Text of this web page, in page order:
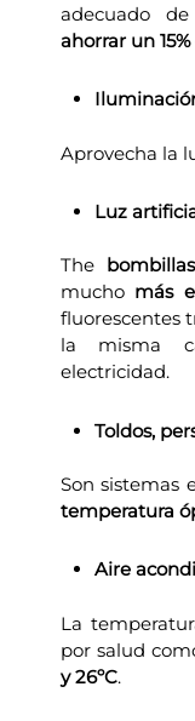
adecuado
ahorrar un
Aprovecha la
Luz
The
mucho más
fluorescentes
la misma
electricidad.
Toldos,
Son sistemas
temperatura
Aire
La
por salud
y 26ºC.